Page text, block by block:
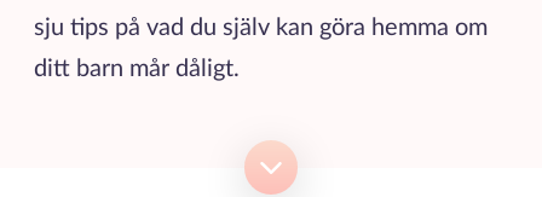
sju tips på vad du själv kan göra hemma om
ditt barn mår dåligt.